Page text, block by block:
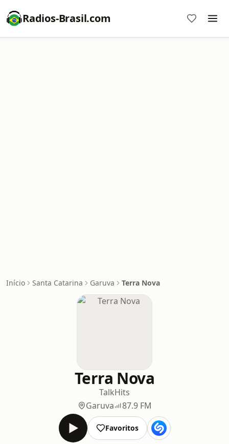
Radios-Brasil.com
Início Santa Catarina Garuva Terra Nova
Terra Nova
TalkHits
Garuva
87.9 FM
Favoritos